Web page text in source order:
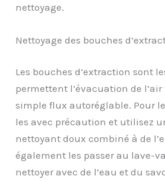
nettoyage.
Nettoyage des bouches
Les bouches d’extraction sont
permettent l’évacuation de l’air
simple flux autoréglable. Pour
les avec précaution et utilisez
nettoyant doux combiné à de
également les passer au lave-
nettoyer avec de l’eau et du